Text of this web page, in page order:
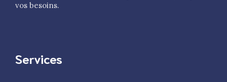
vos besoins.
Services